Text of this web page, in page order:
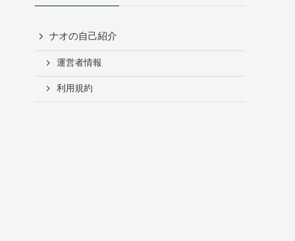
ナオの自己紹介
運営者情報
利用規約